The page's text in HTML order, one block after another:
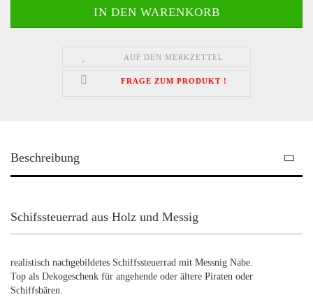
AUF DEN MERKZETTEL
FRAGE ZUM PRODUKT !
Beschreibung
Schifssteuerrad aus Holz und Messig
realistisch nachgebildetes Schiffssteuerrad mit Messnig Nabe.
Top als Dekogeschenk für angehende oder ältere Piraten oder
Schiffsbären.